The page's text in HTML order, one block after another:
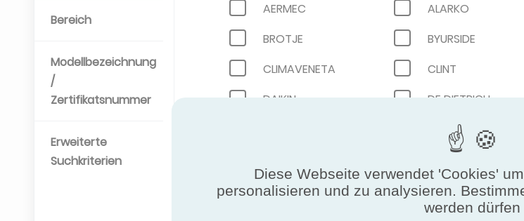
Bereich
Modellbezeichnung
/
Zertifikatsnummer
Erweiterte
Suchkriterien
AERMEC ALARKO
BROTJE
BYURSIDE
CLIMAVENETA
CLINT
DAIKIN
DE DIETRICH
GALLETTI
KANIONCO
KOSNER
Diese Webseite verwendet 'Cookies'
personalisieren und zu analysieren.
werden dürfen